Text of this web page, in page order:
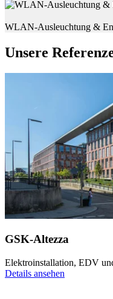
WLAN-Ausleuchtung &
Unsere
GSK-Altezza
Elektroinstallation, EDV
Details ansehen